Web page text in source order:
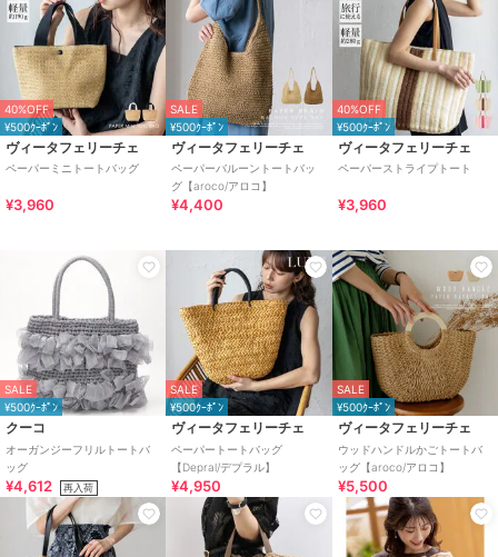
40%OFF
¥500ｸｰﾎﾟﾝ
ヴィータフェリーチェ
ペーパーミニトートバッグ
¥3,960
SALE
¥500ｸｰﾎﾟﾝ
ヴィータフェリーチェ
ペーパーバルーントートバッ
グ【aroco/アロコ】
¥4,400
40%OFF
¥500ｸｰﾎﾟﾝ
ヴィータフェリーチェ
ペーパーストライプトート
¥3,960
SALE
¥500ｸｰﾎﾟﾝ
クーコ
オーガンジーフリルトートバ
ッグ
¥4,612 再入荷
SALE
¥500ｸｰﾎﾟﾝ
ヴィータフェリーチェ
ペーパートートバッグ
【Depral/デプラル】
¥4,950
SALE
¥500ｸｰﾎﾟﾝ
ヴィータフェリーチェ
ウッドハンドルかごトートバ
ッグ【aroco/アロコ】
¥5,500